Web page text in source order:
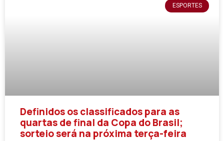
ESPORTES
Definidos os classificados para as
quartas de final da Copa do Brasil;
sorteio será na próxima terça-feira